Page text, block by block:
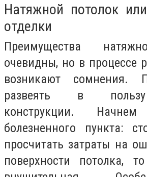
Натяжной потолок
отделки
Преимущества
очевидны, но в процессе
возникают сомнения.
развеять в
конструкции.
болезненного пункта:
просчитать затраты на
поверхности потолка,